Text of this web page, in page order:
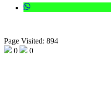
Page Visited: 894
0
0